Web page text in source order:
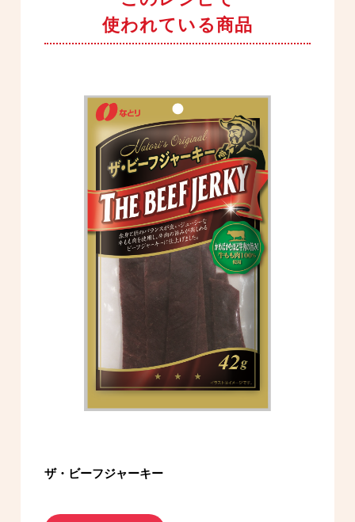
使われている商品
ザ・ビーフジャーキー